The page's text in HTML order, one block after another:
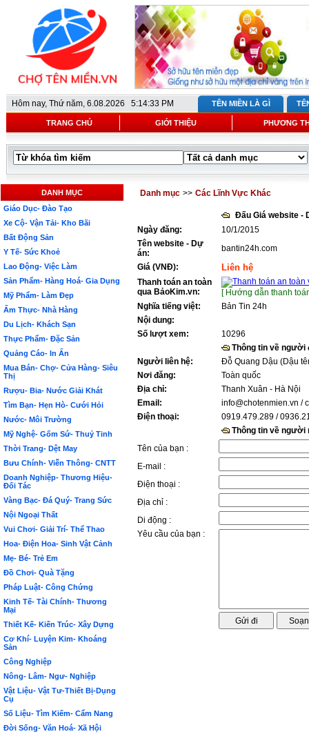
Hôm nay, Thứ năm, 6.08.2026 5:14:33 PM TÊN MIỀN LÀ GÌ
TRANG CHỦ GIỚI THIỆU PHƯƠNG
DANH MỤC
Giáo Dục- Đào Tạo
Xe Cộ- Vận Tải- Kho Bãi
Bất Động Sản
Y Tế- Sức Khoẻ
Lao Động- Việc Làm
Sản Phẩm- Hàng Hoá- Gia Dụng
Mỹ Phẩm- Làm Đẹp
Ẩm Thực- Nhà Hàng
Du Lịch- Khách Sạn
Thực Phẩm- Đặc Sản
Quảng Cáo- In Ấn
Mua Bán- Chợ- Cửa Hàng- Siêu
Thị
Rượu- Bia- Nước Giải Khát
Tìm Bạn- Hẹn Hò- Cưới Hỏi
Nước- Môi Trường
Mỹ Nghệ- Gốm Sứ- Thuỷ Tinh
Thời Trang- Dệt May
Bưu Chính- Viễn Thông- CNTT
Doanh Nghiệp- Thương Hiệu-
Đối Tác
Vàng Bạc- Đá Quý- Trang Sức
Nội Ngoại Thất
Vui Chơi- Giải Trí- Thể Thao
Hoa- Điện Hoa- Sinh Vật Cảnh
Mẹ- Bé- Trẻ Em
Đồ Chơi- Quà Tặng
Pháp Luật- Công Chứng
Kinh Tế- Tài Chính- Thương
Mại
Thiết Kế- Kiến Trúc- Xây Dựng
Cơ Khí- Luyện Kim- Khoáng
Sản
Công Nghiệp
Nông- Lâm- Ngư- Nghiệp
Vật Liệu- Vật Tư-Thiết Bị-Dụng
Cụ
Số Liệu- Tìm Kiếm- Cẩm Nang
Đời Sống- Văn Hoá- Xã Hội
Danh mục >> Các Lĩnh Vực Khác
Đấu Giá website -
Ngày đăng:
10/1/2015
Tên website - Dự
án:
bantin24h.com
Giá (VNĐ):
Liên hệ
Thanh toán an toàn
qua BảoKim.vn:
[ Hướng dẫn thanh
Nghĩa tiếng việt:
Bản Tin 24h
Nội dung:
Số lượt xem:
10296
Thông tin về người
Người liên hệ:
Đỗ Quang Dậu (Dậu
Nơi đăng:
Toàn quốc
Địa chỉ:
Thanh Xuân - Hà Nội
Email:
info@chotenmien.vn /
Điện thoại:
0919.479.289 /
Thông tin về người
Tên của bạn :
E-mail :
Điện thoại :
Địa chỉ :
Di động :
Yêu cầu của bạn :